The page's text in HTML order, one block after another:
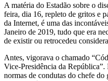
A matéria do Estadão sobre o
feira, dia 16, repleto de gritos e
da Internet, é uma das
Janeiro de 2019, tudo que era
de existir ou retrocedeu
Antes, vigorava o chamado
Vice-Presidência da
normas de condutas do chefe